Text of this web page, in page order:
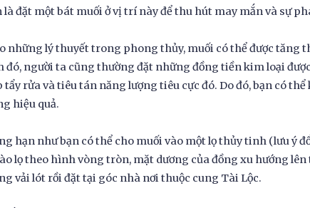
là đặt một bát muối ở vị trí này để thu hút may mắn và sự
những lý thuyết trong phong thủy, muối có thể được tăng
đó, người ta cũng thường đặt những đồng tiền kim loại
tẩy rửa và tiêu tán năng lượng tiêu cực đó. Do đó, bạn có
hiệu quả.
hạn như bạn có thể cho muối vào một lọ thủy tinh (lưu ý
lọ theo hình vòng tròn, mặt dương của đồng xu hướng lên
vải lót rồi đặt tại góc nhà nơi thuộc cung Tài Lộc.